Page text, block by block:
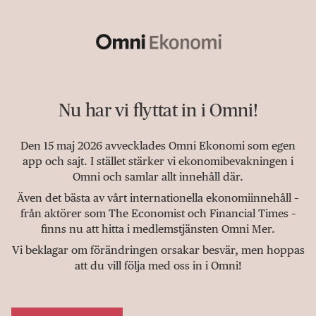
Nu har vi flyttat in i Omni!
Den 15 maj 2026 avvecklades Omni Ekonomi som egen
app och sajt. I stället stärker vi ekonomibevakningen i
Omni och samlar allt innehåll där.
Även det bästa av vårt internationella ekonomiinnehåll –
från aktörer som The Economist och Financial Times –
finns nu att hitta i medlemstjänsten Omni Mer.
Vi beklagar om förändringen orsakar besvär, men hoppas
att du vill följa med oss in i Omni!